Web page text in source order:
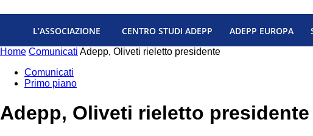
L’ASSOCIAZIONE CENTRO STUDI ADEPP ADEPP EUROPA
Home Comunicati Adepp, Oliveti rieletto presidente
Comunicati
Primo piano
Adepp, Oliveti rieletto presidente